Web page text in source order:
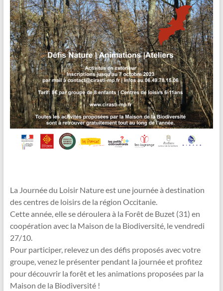
La Journée du Loisir Nature est une journée à destination
des centres de loisirs de la région Occitanie.
Cette année, elle se déroulera à la Forêt de Buzet (31) en
coopération avec la Maison de la Biodiversité, le vendredi
27/10.
Pour participer, relevez un des défis proposés avec votre
groupe, venez le présenter pendant la journée et profitez
pour découvrir la forêt et les animations proposées par la
Maison de la Biodiversité !